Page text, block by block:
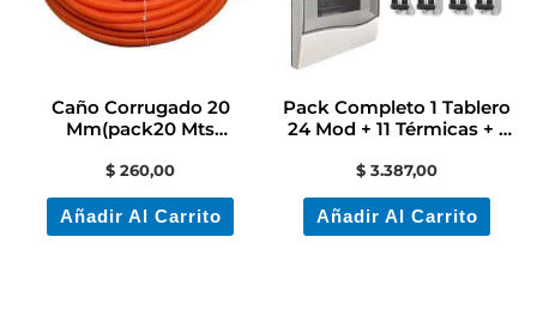
Caño Corrugado 20
Mm(pack20 Mts
Electricidad/colón
$ 260,00
Añadir Al Carrito
Pack Completo 1 Tablero
24 Mod + 11 Térmicas + 1
$ 3.387,00
Añadir Al Carrito